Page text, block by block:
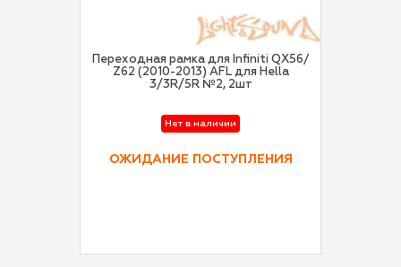
Переходная рамка для Infiniti QX56/
Z62 (2010-2013) AFL для Hella
3/3R/5R №2, 2шт
Нет в наличии
ОЖИДАНИЕ ПОСТУПЛЕНИЯ